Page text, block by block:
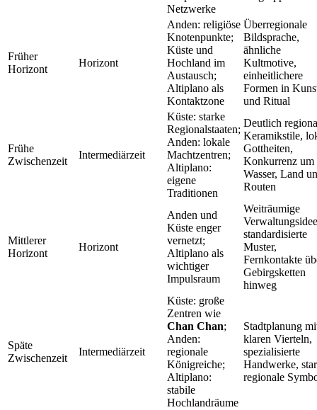
Netzwerke
Früher
Horizont
Horizont
Anden: religiöse
Knotenpunkte;
Küste und
Hochland im
Austausch;
Altiplano als
Kontaktzone
Überregionale
Bildsprache,
ähnliche
Kultmotive,
einheitlichere
Formen in
und Ritual
Frühe
Zwischenzeit
Intermediärzeit
Küste: starke
Regionalstaaten;
Anden: lokale
Machtzentren;
Altiplano:
eigene
Traditionen
Deutlich
Keramikstile,
Gottheiten,
Konkurrenz um
Wasser, Land
Routen
Mittlerer
Horizont
Horizont
Anden und
Küste enger
vernetzt;
Altiplano als
wichtiger
Impulsraum
Weiträumige
standardisierte
Muster,
Fernkontakte
Gebirgsketten
hinweg
Späte
Zwischenzeit
Intermediärzeit
Küste: große
Zentren wie
Chan Chan;
Anden:
regionale
Königreiche;
Altiplano:
stabile
Hochlandräume
Stadtplanung
klaren Vierteln,
spezialisierte
Handwerke,
regionale